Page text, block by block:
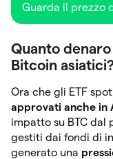
Guarda il prezzo
Quanto
Bitcoin
Ora che gli ETF
approvati anche in
impatto su BTC dal
gestiti dai fondi di
generato una